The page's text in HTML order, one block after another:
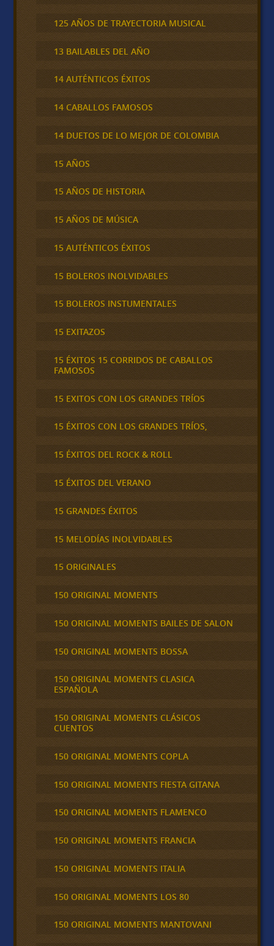
125 AÑOS DE TRAYECTORIA MUSICAL
13 BAILABLES DEL AÑO
14 AUTÉNTICOS ÉXITOS
14 CABALLOS FAMOSOS
14 DUETOS DE LO MEJOR DE COLOMBIA
15 AÑOS
15 AÑOS DE HISTORIA
15 AÑOS DE MÚSICA
15 AUTÉNTICOS ÉXITOS
15 BOLEROS INOLVIDABLES
15 BOLEROS INSTUMENTALES
15 EXITAZOS
15 ÉXITOS 15 CORRIDOS DE CABALLOS
FAMOSOS
15 EXITOS CON LOS GRANDES TRÍOS
15 ÉXITOS CON LOS GRANDES TRÍOS,
15 ÉXITOS DEL ROCK & ROLL
15 ÉXITOS DEL VERANO
15 GRANDES ÉXITOS
15 MELODÍAS INOLVIDABLES
15 ORIGINALES
150 ORIGINAL MOMENTS
150 ORIGINAL MOMENTS BAILES DE SALON
150 ORIGINAL MOMENTS BOSSA
150 ORIGINAL MOMENTS CLASICA
ESPAÑOLA
150 ORIGINAL MOMENTS CLÁSICOS
CUENTOS
150 ORIGINAL MOMENTS COPLA
150 ORIGINAL MOMENTS FIESTA GITANA
150 ORIGINAL MOMENTS FLAMENCO
150 ORIGINAL MOMENTS FRANCIA
150 ORIGINAL MOMENTS ITALIA
150 ORIGINAL MOMENTS LOS 80
150 ORIGINAL MOMENTS MANTOVANI